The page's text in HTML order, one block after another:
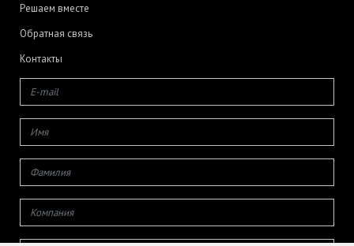
Решаем вместе
Обратная связь
Контакты